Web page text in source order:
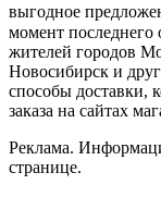
выгодное
момент последнего
жителей городов
Новосибирск и
способы доставки,
заказа на сайтах
Реклама.
странице.